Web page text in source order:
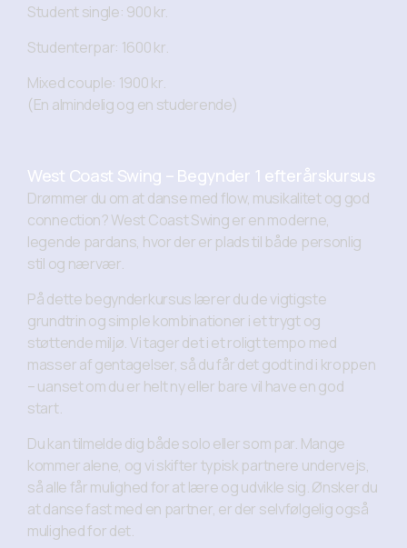
Student single: 900 kr.
Studenterpar: 1600 kr.
Mixed couple: 1900 kr.
(En almindelig og en studerende)
West Coast Swing – Begynder 1 efterårskursus
Drømmer du om at danse med flow, musikalitet og god
connection? West Coast Swing er en moderne,
legende pardans, hvor der er plads til både personlig
stil og nærvær.
På dette begynderkursus lærer du de vigtigste
grundtrin og simple kombinationer i et trygt og
støttende miljø. Vi tager det i et roligt tempo med
masser af gentagelser, så du får det godt ind i kroppen
– uanset om du er helt ny eller bare vil have en god
start.
Du kan tilmelde dig både solo eller som par. Mange
kommer alene, og vi skifter typisk partnere undervejs,
så alle får mulighed for at lære og udvikle sig. Ønsker du
at danse fast med en partner, er der selvfølgelig også
mulighed for det.